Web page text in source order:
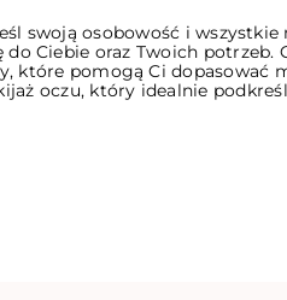
swoją osobowość i wszystkie
Ciebie oraz Twoich potrzeb.
które pomogą Ci dopasować
oczu, który idealnie